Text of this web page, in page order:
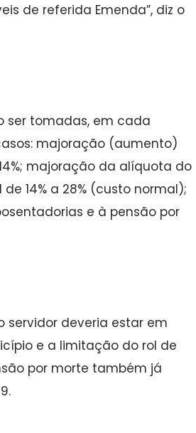
de referida Emenda”, diz o
ser tomadas, em cada
majoração (aumento)
majoração da alíquota do
14% a 28% (custo normal);
e à pensão por
servidor deveria estar em
e a limitação do rol de
por morte também já